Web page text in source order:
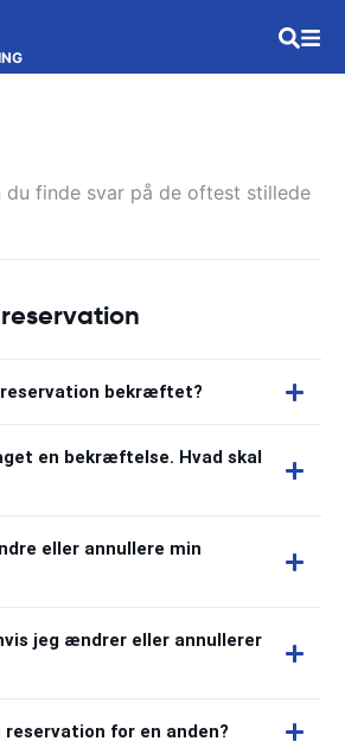
du finde svar på de oftest stillede
bekræftet?
en bekræftelse. Hvad skal
eller annullere min
jeg ændrer eller annullerer
for en anden?